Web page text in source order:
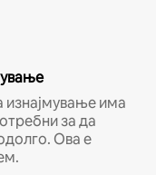
изнајмување има
за да
Ова е